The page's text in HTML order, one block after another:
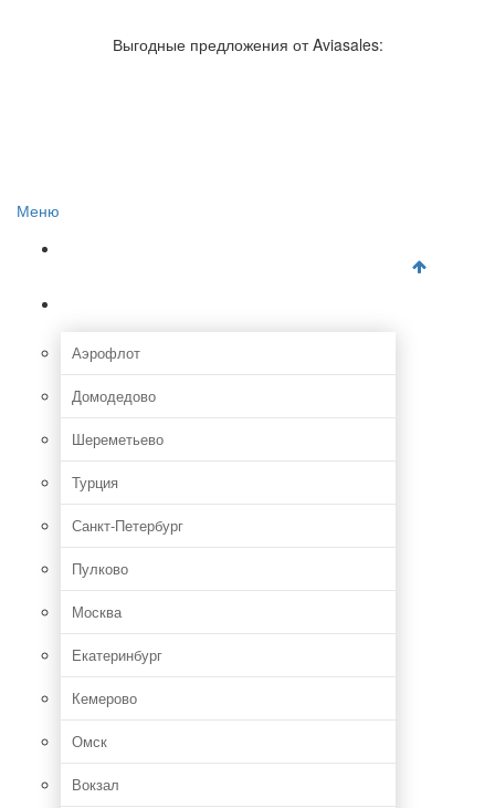
Отзывы об авиакомпаниях
Отзывы об аэропортах
Выгодные предложения от Aviasales:
Меню
Аэрофлот
Домодедово
Шереметьево
Турция
Санкт-Петербург
Пулково
Москва
Екатеринбург
Кемерово
Омск
Вокзал